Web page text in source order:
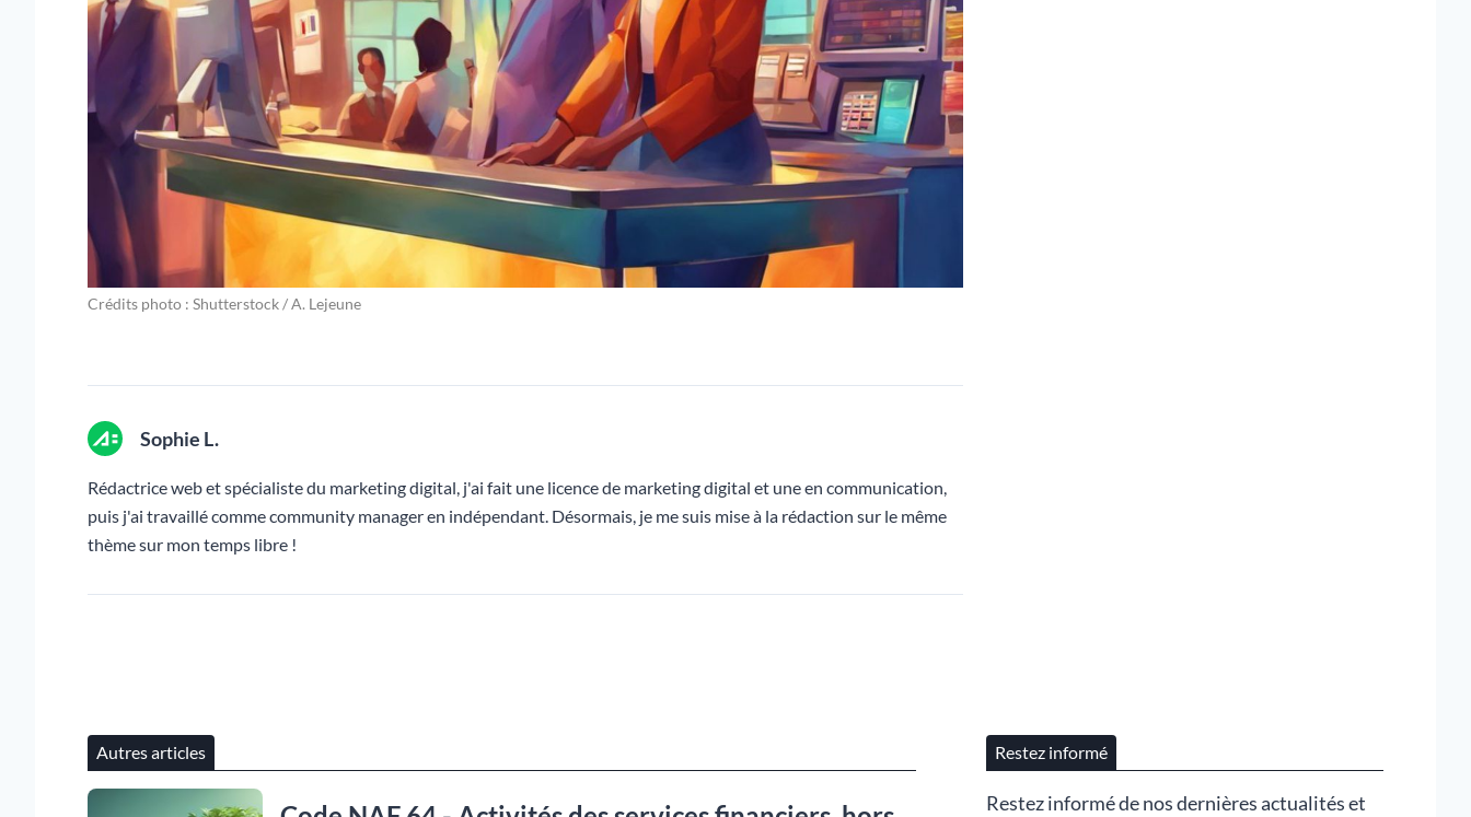
Crédits photo : Shutterstock / A. Lejeune
Sophie L.
Rédactrice web et spécialiste du marketing digital, j'ai fait une licence de marketing digital et une en communication,
puis j'ai travaillé comme community manager en indépendant. Désormais, je me suis mise à la rédaction sur le même
thème sur mon temps libre !
Autres articles Restez informé
Restez informé de nos dernières actualités et